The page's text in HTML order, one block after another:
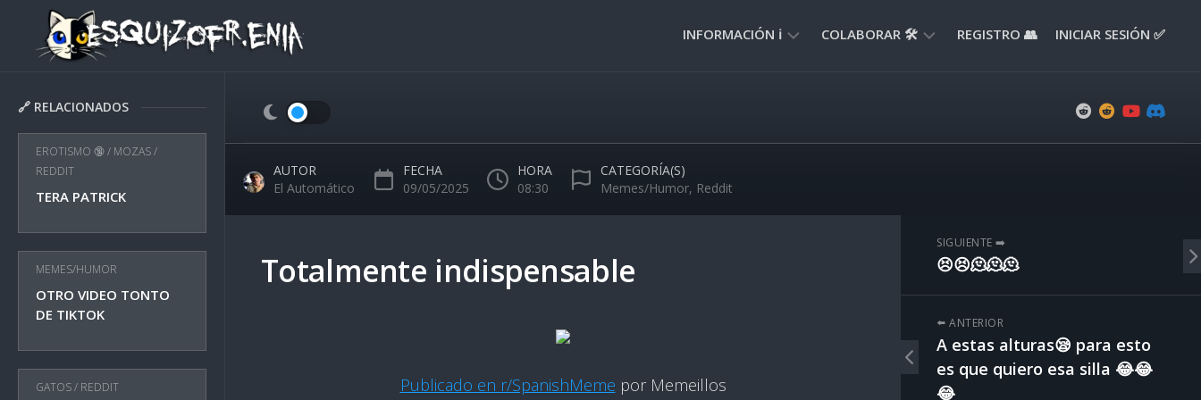
content
INFORMACIÓN ℹ️
NORMAS
USO
🚸
COLABORAR 🛠️ REGISTRO 👥 INICIAR SESIÓN ✅
🔗 RELACIONADOS
EROTISMO 🔞/ MOZAS/
REDDIT
TERA PATRICK
MEMES/HUMOR
OTRO VIDEO TONTO
DE TIKTOK
GATOS/ REDDIT
AUTOR
El Automático
FECHA
09/05/2025
HORA
08:30
CATEGORÍA(S)
Memes/Humor, Reddit
Totalmente indispensable
Publicado en r/SpanishMeme por Memeillos
SIGUIENTE ➡️
😣😣🫠🫠🫠
⬅️ ANTERIOR
A estas alturas😪 para esto
es que quiero esa silla 😂😂
😂